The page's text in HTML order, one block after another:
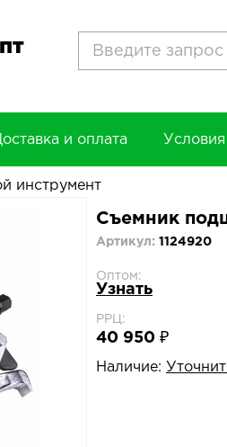
и оплата
инструмент
Съемник
Артикул: 1124920
Оптом:
Узнать
РРЦ:
40 950 ₽
Наличие: